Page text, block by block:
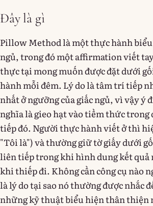
Đây là gì
Pillow Method là một thực hành
ngủ, trong đó một affirmation viết
thực tại mong muốn được đặt dưới
hành mỗi đêm. Lý do là tâm trí tiếp
nhất ở ngưỡng của giấc ngủ, vì vậy ý
nghĩa là gieo hạt vào tiềm thức
tiếp đó. Người thực hành viết ở thì
"Tôi là") và thường giữ tờ giấy dưới
liên tiếp trong khi hình dung kết quả
khi thiếp đi. Không cần công cụ nào
là lý do tại sao nó thường được nhắc
những kỹ thuật biểu hiện thân thiện